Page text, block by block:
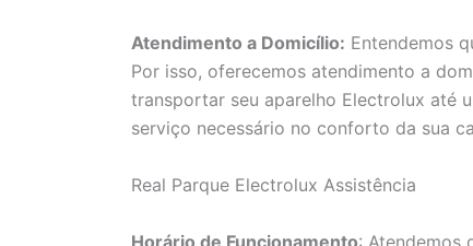
Atendimento a Domicílio: Entendemos
Por isso, oferecemos atendimento a
transportar seu aparelho Electrolux até
serviço necessário no conforto da sua
Real Parque Electrolux Assistência
Horário de Funcionamento: Atendemos